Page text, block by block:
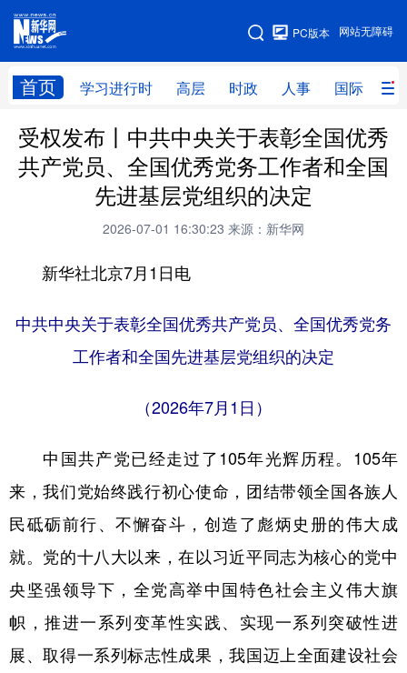
网站无障碍
PC版本
首页 学习进行时 高层 时政 人事 国际 财
网站地图
学习进行时 高层 时政 人事
国际 财经 网评 港澳
访谈 视频 图片 政务
中央文件 金融
人居 信息化
彩票 娱乐 时尚 悦读
公益 一带一路 亚太网 上市公司
文化产业
地方频道
受权发布丨中共中央关于表彰全国优秀
共产党员、全国优秀党务工作者和全国
先进基层党组织的决定
2026-07-01 16:30:23 来源：新华网
新华社北京7月1日电
中共中央关于表彰全国优秀共产党员、全国优秀党务
工作者和全国先进基层党组织的决定
（2026年7月1日）
中国共产党已经走过了105年光辉历程。105年
来，我们党始终践行初心使命，团结带领全国各族人
民砥砺前行、不懈奋斗，创造了彪炳史册的伟大成
就。党的十八大以来，在以习近平同志为核心的党中
央坚强领导下，全党高举中国特色社会主义伟大旗
帜，推进一系列变革性实践、实现一系列突破性进
展、取得一系列标志性成果，我国迈上全面建设社会